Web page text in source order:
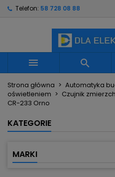
Telefon: 58 728 08 88
 
Strona główna Automatyka
oświetleniem
Czujnik
CR-233 Orno
KATEGORIE
MARKI
Utwórz nową listę
Nazwa listy życzeń
Anuluj
Musisz być zalogowany by
swojej liście życzeń.